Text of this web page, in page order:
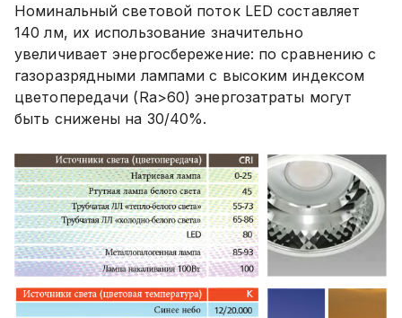
Номинальный световой поток LED составляет
140 лм, их использование значительно
увеличивает энергосбережение: по сравнению с
газоразрядными лампами с высоким индексом
цветопередачи (Ra>60) энергозатраты могут
быть снижены на 30/40%.